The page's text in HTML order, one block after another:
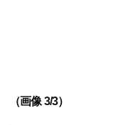
（画像 3/3）